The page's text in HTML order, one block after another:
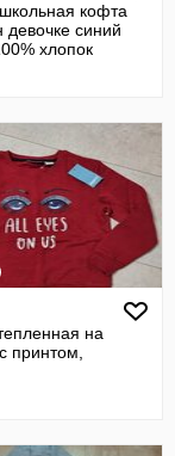
кофта
девочке синий
хлопок
на
принтом,